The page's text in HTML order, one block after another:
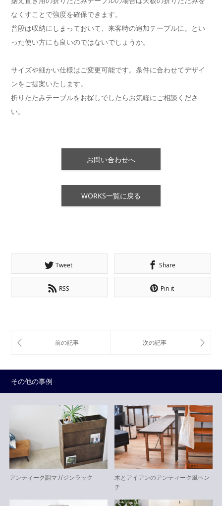
なくすことで強度を確保できます。
普段は収納にしまっておいて、来客時の追加テーブルに。とい
った使い方にも良いのではないでしょうか。
サイズや細かい仕様はご変更可能です。条件に合わせてデザイ
ンをご提案いたします。
折りたたみテーブルをお探しでしたらお気軽にご相談くださ
い。
お問い合わせへ
WORKS一覧に戻る
Tweet Share
RSS Pin it
その他の事例
アンティーク調マガジンラック
木とアイアンのアンティーク風ベン
チ